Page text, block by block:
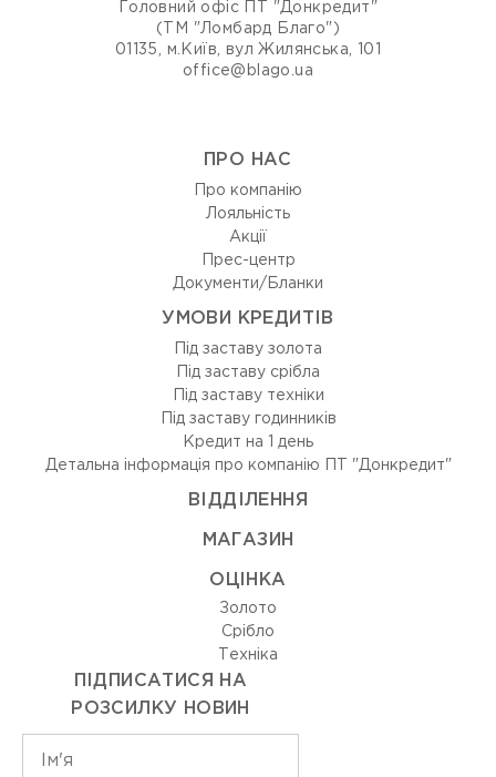
Головний офіс ПТ "Донкредит"
(ТМ "Ломбард Благо")
01135, м.Київ, вул Жилянська, 101
office@blago.ua
ПРО НАС
Про компанію
Лояльність
Акції
Прес-центр
Документи/Бланки
УМОВИ КРЕДИТІВ
Під заставу золота
Під заставу срібла
Під заставу техніки
Під заставу годинників
Кредит на 1 день
Детальна інформація про компанію ПТ "Донкредит"
ВIДДIЛЕННЯ
МАГАЗИН
ОЦIНКА
Золото
Срiбло
Технiка
ПІДПИСАТИСЯ НА
РОЗСИЛКУ НОВИН